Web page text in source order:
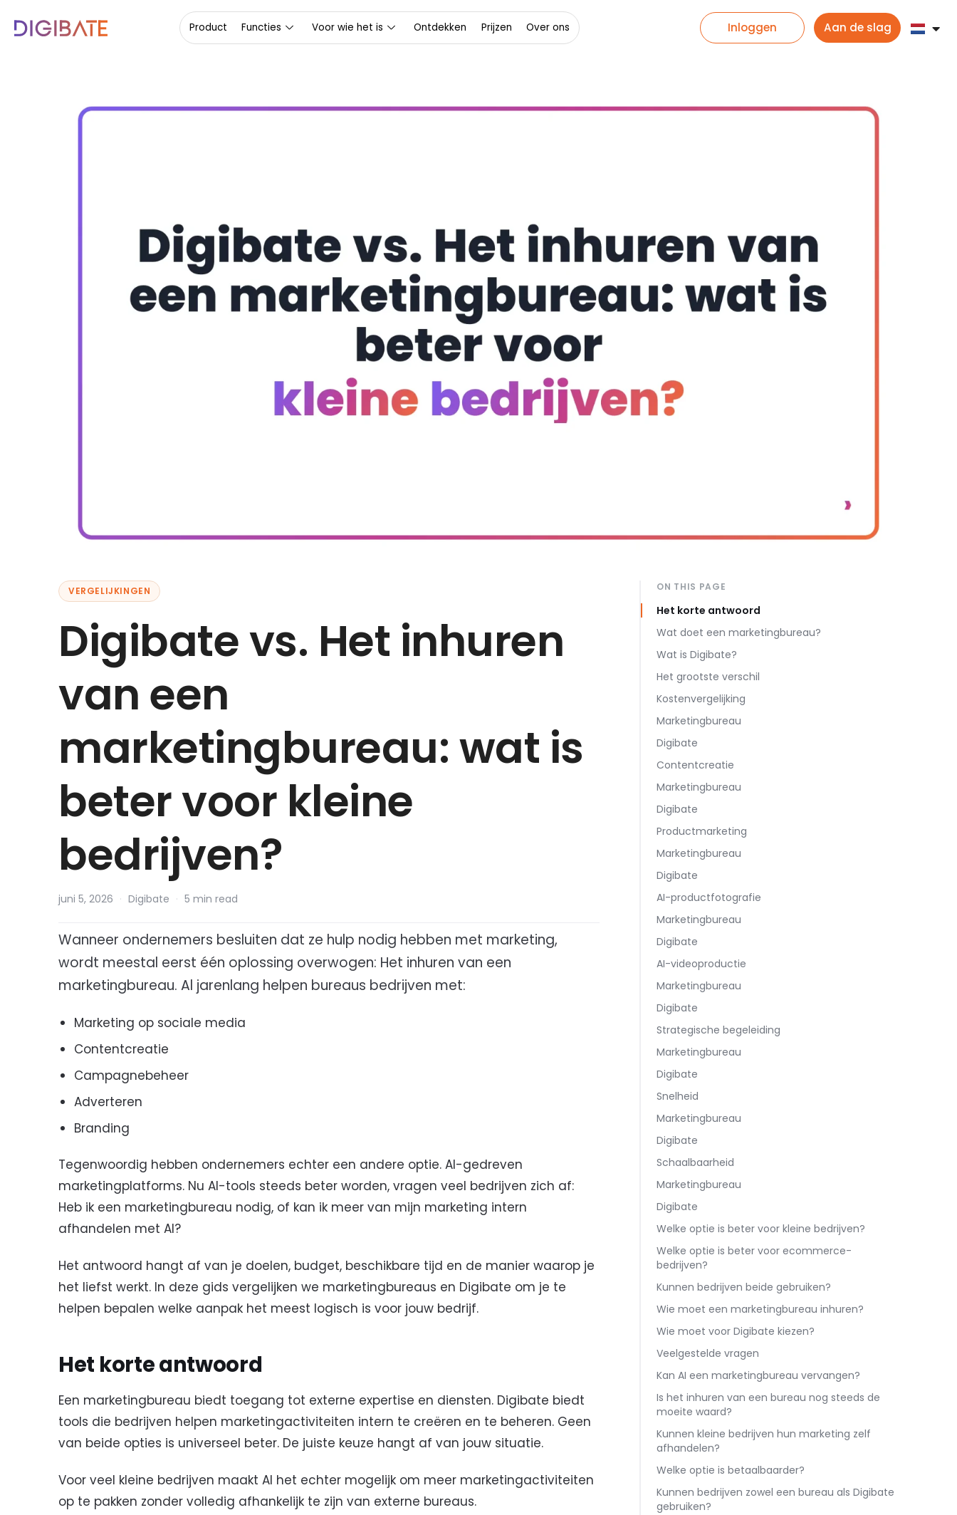
Product Functies Voor wie het is Ontdekken Prijzen Over ons Inloggen Aan de slag
VERGELIJKINGEN
Digibate vs. Het inhuren
van een
marketingbureau: wat is
beter voor kleine
bedrijven?
juni 5, 2026 · Digibate · 5 min read
ON THIS PAGE
Het korte antwoord
Wat doet een marketingbureau?
Wat is Digibate?
Het grootste verschil
Kostenvergelijking
Marketingbureau
Digibate
Contentcreatie
Marketingbureau
Digibate
Productmarketing
Marketingbureau
Digibate
AI-productfotografie
Marketingbureau
Digibate
AI-videoproductie
Marketingbureau
Digibate
Strategische begeleiding
Marketingbureau
Digibate
Snelheid
Marketingbureau
Digibate
Schaalbaarheid
Marketingbureau
Digibate
Welke optie is beter voor kleine bedrijven?
Welke optie is beter voor ecommerce-
bedrijven?
Kunnen bedrijven beide gebruiken?
Wie moet een marketingbureau inhuren?
Wie moet voor Digibate kiezen?
Veelgestelde vragen
Kan AI een marketingbureau vervangen?
Is het inhuren van een bureau nog steeds de
moeite waard?
Kunnen kleine bedrijven hun marketing zelf
afhandelen?
Welke optie is betaalbaarder?
Kunnen bedrijven zowel een bureau als Digibate
gebruiken?
Wanneer ondernemers besluiten dat ze hulp nodig hebben met marketing,
wordt meestal eerst één oplossing overwogen: Het inhuren van een
marketingbureau. Al jarenlang helpen bureaus bedrijven met:
Marketing op sociale media
Contentcreatie
Campagnebeheer
Adverteren
Branding
Tegenwoordig hebben ondernemers echter een andere optie. AI-gedreven
marketingplatforms. Nu AI-tools steeds beter worden, vragen veel bedrijven zich af:
Heb ik een marketingbureau nodig, of kan ik meer van mijn marketing intern
afhandelen met AI?
Het antwoord hangt af van je doelen, budget, beschikbare tijd en de manier waarop je
het liefst werkt. In deze gids vergelijken we marketingbureaus en Digibate om je te
helpen bepalen welke aanpak het meest logisch is voor jouw bedrijf.
Het korte antwoord
Een marketingbureau biedt toegang tot externe expertise en diensten. Digibate biedt
tools die bedrijven helpen marketingactiviteiten intern te creëren en te beheren. Geen
van beide opties is universeel beter. De juiste keuze hangt af van jouw situatie.
Voor veel kleine bedrijven maakt AI het echter mogelijk om meer marketingactiviteiten
op te pakken zonder volledig afhankelijk te zijn van externe bureaus.